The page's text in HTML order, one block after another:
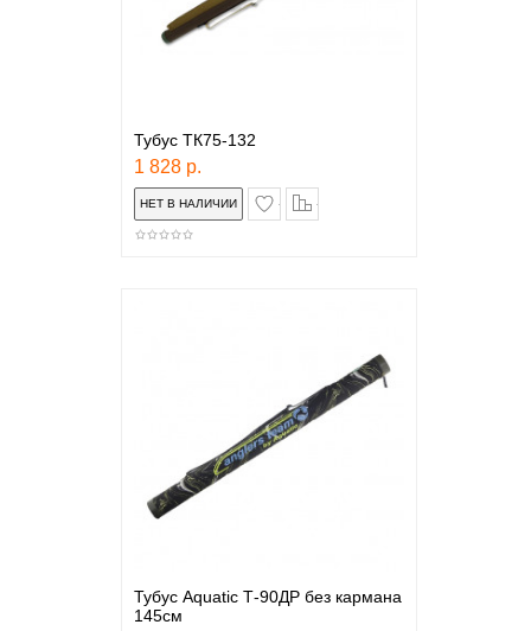
Тубус ТК75-132
1 828 р.
в закладки
Тубус Aquatic Т-90ДР без кармана
145см